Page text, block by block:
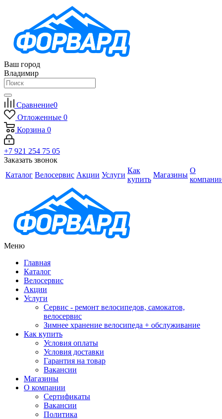
Ваш город
Владимир
Сравнение0
Отложенные 0
Корзина 0
+7 921 254 75 05
Заказать звонок
Каталог Велосервис Акции Услуги
Как
купить
Магазины
О
Меню
Главная
Каталог
Велосервис
Акции
Услуги
Сервис - ремонт велосипедов, самокатов,
велосервис
Зимнее хранение велосипеда + обслуживание
Как купить
Условия оплаты
Условия доставки
Гарантия на товар
Вакансии
Магазины
О компании
Сертификаты
Вакансии
Политика